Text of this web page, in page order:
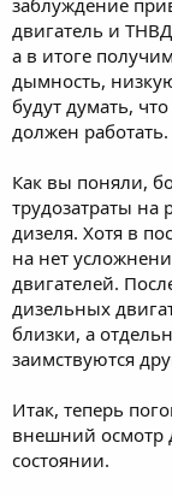
двигатель и
а в итоге
дымность,
будут думать,
должен работать.
Как вы поняли,
трудозатраты на
дизеля. Хотя в
на нет
двигателей.
дизельных
близки, а
заимствуются
Итак, теперь
внешний осмотр
состоянии.